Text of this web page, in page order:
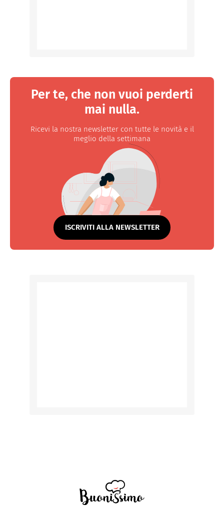
Per te, che non vuoi perderti
mai nulla.
Ricevi la nostra newsletter con tutte le novità e il
meglio della settimana
ISCRIVITI ALLA NEWSLETTER